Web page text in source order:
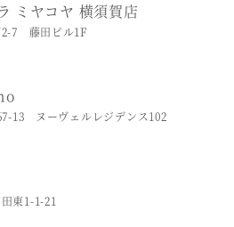
ミヤコヤ 横須賀店
2-7 藤田ビル1F
13 ヌーヴェルレジデンス102
東1-1-21